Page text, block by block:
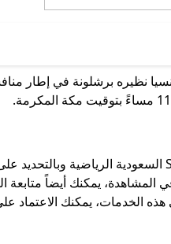
يمكنك أيضاً متابعة